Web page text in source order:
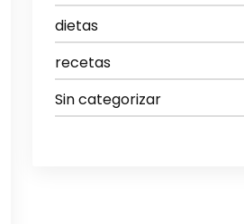
dietas
recetas
Sin categorizar